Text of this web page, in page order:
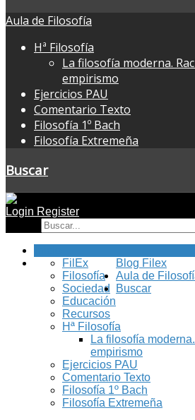
Aula de Filosofía
Hª Filosofía
La filosofía moderna.
empirismo
Ejercicios PAU
Comentario Texto
Filosofía 1º Bach
Filosofía Extremeña
Buscar
Login Register
Blog Filex
FilEx
Filosofía
Sociedad
Educación
Recursos
Aula de
Hª Filosofía
La filosofía
empirismo
Ejercicios PAU
Comentario Texto
Filosofía 1º Bach
Filosofía Extremeña
Buscar